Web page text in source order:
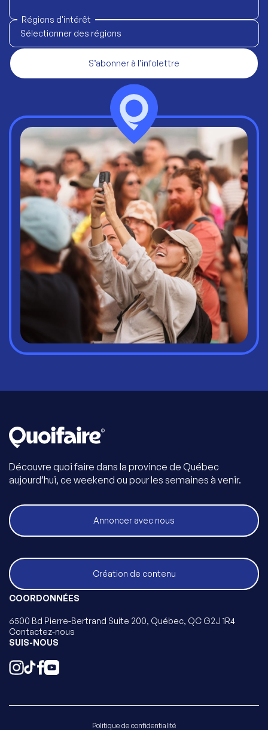
Régions d'intérêt
Sélectionner des régions
S’abonner à l’infolettre
Découvre quoi faire dans la province de Québec
aujourd’hui, ce weekend ou pour les semaines à venir.
Annoncer avec nous
Création de contenu
COORDONNÉES
6500 Bd Pierre-Bertrand Suite 200, Québec, QC G2J 1R4
Contactez-nous
SUIS-NOUS
Politique de confidentialité